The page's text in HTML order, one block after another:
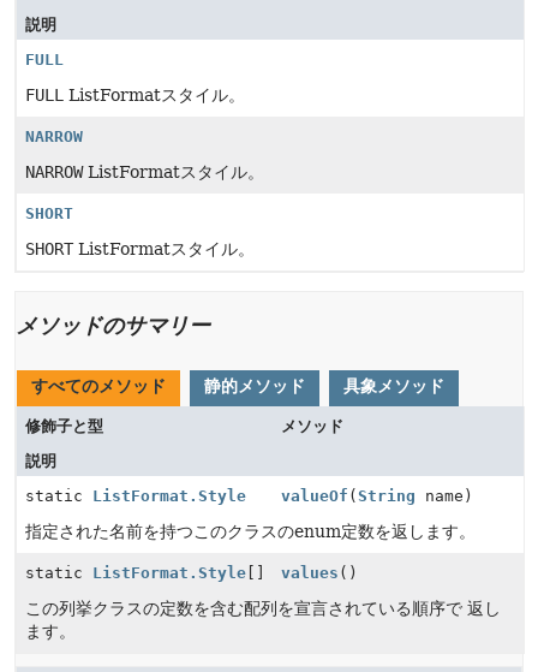
説明
FULL
FULL ListFormatスタイル。
NARROW
NARROWListFormatスタイル。
SHORT
SHORTListFormatスタイル。
メソッドのサマリー
すべてのメソッド 静的メソッド 具象メソッド
修飾子と型
メソッド
説明
static ListFormat.Style valueOf ( String name)
指定された名前を持つこのクラスのenum定数を返します。
static ListFormat.Style values ()
この列挙クラスの定数を含む配列を宣言されている順序で 返し
ます。